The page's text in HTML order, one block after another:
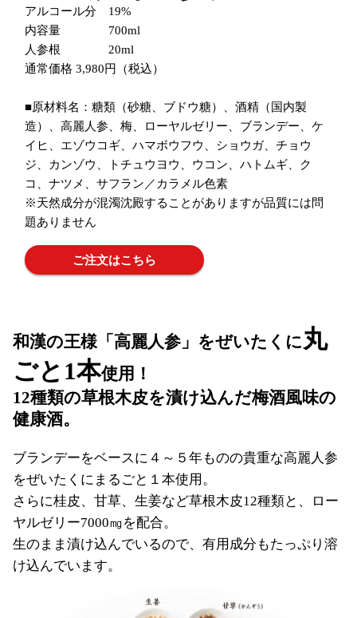
アルコール分 19%
内容量 700ml
人参根 20ml
通常価格 3,980円（税込）
■原材料名：糖類（砂糖、ブドウ糖）、酒精（国内製
造）、高麗人参、梅、ローヤルゼリー、ブランデー、ケ
イヒ、エゾウコギ、ハマボウフウ、ショウガ、チョウ
ジ、カンゾウ、トチュウヨウ、ウコン、ハトムギ、ク
コ、ナツメ、サフラン／カラメル色素
※天然成分が混濁沈殿することがありますが品質には問
題ありません
ご注文はこちら
和漢の王様「高麗人参」をぜいたくに丸
ごと1本使用！
12種類の草根木皮を漬け込んだ梅酒風味の
健康酒。
ブランデーをベースに４～５年ものの貴重な高麗人参
をぜいたくにまるごと１本使用。
さらに桂皮、甘草、生姜など草根木皮12種類と、ロー
ヤルゼリー7000㎎を配合。
生のまま漬け込んでいるので、有用成分もたっぷり溶
け込んでいます。